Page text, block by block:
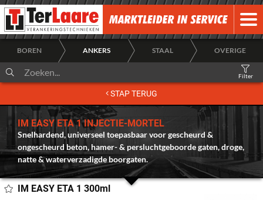
HOME
OVER ONS
NIEUWS
DESIGNFIX
ACCOUNT
BOREN ANKERS STAAL OVERIGE
Filter
STAP TERUG
IM EASY ETA 1 INJECTIE-MORTEL
Snelhardend, universeel toepasbaar voor gescheurd &
ongescheurd beton, hamer- & persluchtgeboorde gaten, droge,
natte & waterverzadigde boorgaten.
IM EASY ETA 1 300ml